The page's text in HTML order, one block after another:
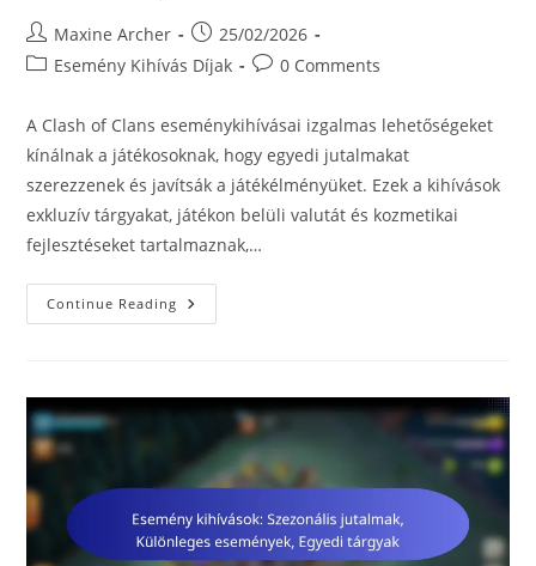
Post
author:
Maxine Archer
Post
published:
25/02/2026
PostEsemény Kihívás Díjak
Post0 Comments
A Clash of Clans eseménykihívásai izgalmas lehetőségeket
kínálnak a játékosoknak, hogy egyedi jutalmakat
szerezzenek és javítsák a játékélményüket. Ezek a kihívások
exkluzív tárgyakat, játékon belüli valutát és kozmetikai
fejlesztéseket tartalmaznak,…
Continue Reading Esemény
Kihívások:
Bónusz
Zsákmány